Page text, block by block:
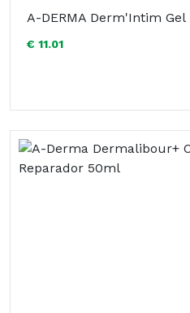
€ 11.01